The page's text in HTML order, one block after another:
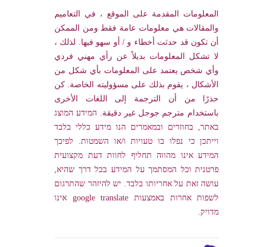
المعلومات المقدمة على الموقع ، في التعاميم
والمقالات هي معلومات عامة فقط ومن الممكن
أن تكون قد حدثت أخطاء و / أو سهو فيها. لذلك ،
لا تشكل المعلومات بديلاً عن رأي مهني فردي
وأي شخص يعتمد على المعلومات بأي شكل من
الأشكال ، يقوم بذلك على مسؤوليته الخاصة. كن
حذرًا من أن الترجمة إلى اللغات الأخرى
باستخدام مترجم جوجل غير دقيقة. המידע המוצג
באתר, בחוזרים ובמאמרים הנו מידע כללי בלבד
וייתכן כי נפלו בו טעויות ו/או השמטות. לפיכך
המידע אינו מהווה תחליף לחוות דעת מקצועית
פרטנית וכל המסתמך על המידע בכל דרך שהיא,
עושה זאת על אחריותו בלבד. יש להיזהר שהתרגום
לשפות אחרות באמצעות google translate אינו
מדויק.